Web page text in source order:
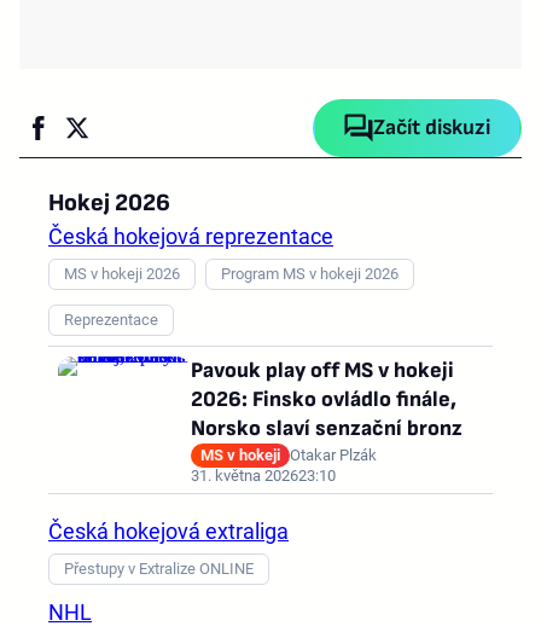
Začít diskuzi
Hokej 2026
Česká hokejová reprezentace
MS v hokeji 2026 Program MS v hokeji 2026
Reprezentace
Pavouk play off MS v hokeji
2026: Finsko ovládlo finále,
Norsko slaví senzační bronz
MS v hokeji Otakar Plzák
31. května 202623:10
Česká hokejová extraliga
Přestupy v Extralize ONLINE
NHL